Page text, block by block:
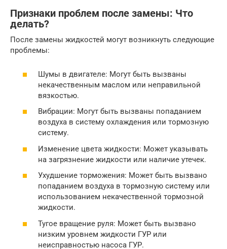
Признаки проблем после замены: Что
делать?
После замены жидкостей могут возникнуть следующие
проблемы:
Шумы в двигателе: Могут быть вызваны
некачественным маслом или неправильной
вязкостью.
Вибрации: Могут быть вызваны попаданием
воздуха в систему охлаждения или тормозную
систему.
Изменение цвета жидкости: Может указывать
на загрязнение жидкости или наличие утечек.
Ухудшение торможения: Может быть вызвано
попаданием воздуха в тормозную систему или
использованием некачественной тормозной
жидкости.
Тугое вращение руля: Может быть вызвано
низким уровнем жидкости ГУР или
неисправностью насоса ГУР.